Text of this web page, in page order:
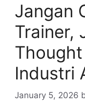
Jangan
Trainer,
Industri
January 5, 2026